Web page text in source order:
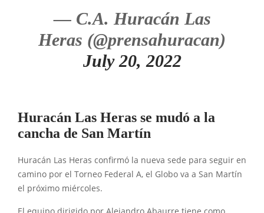
— C.A. Huracán Las
Heras (@prensahuracan)
July 20, 2022
Huracán Las Heras se mudó a la
cancha de San Martín
Huracán Las Heras confirmó la nueva sede para seguir en
camino por el Torneo Federal A, el Globo va a San Martín
el próximo miércoles.